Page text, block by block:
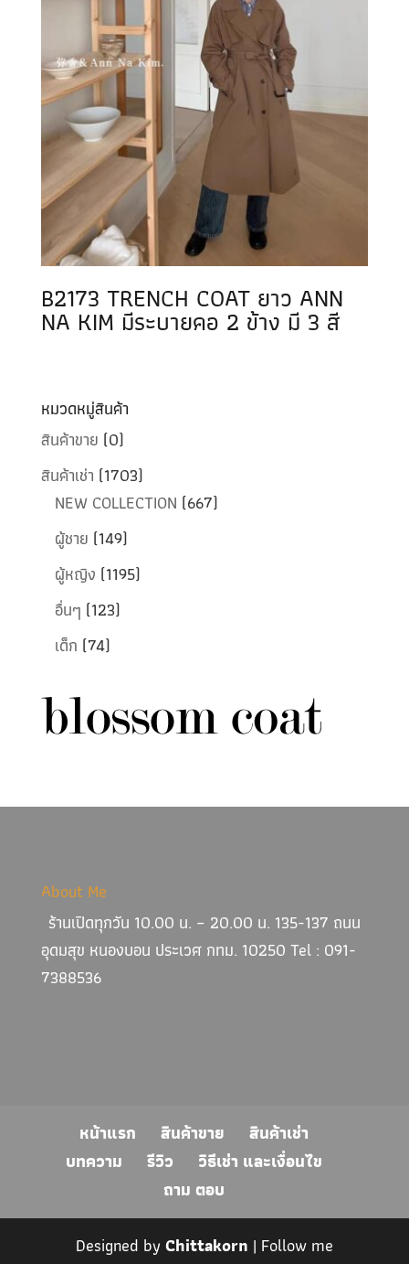
B2173 TRENCH COAT ยาว ANN
NA KIM มีระบายคอ 2 ข้าง มี 3 สี
หมวดหมู่สินค้า
สินค้าขาย (0)
สินค้าเช่า (1703)
NEW COLLECTION (667)
ผู้ชาย (149)
ผู้หญิง (1195)
อื่นๆ (123)
เด็ก (74)
About Me
ร้านเปิดทุกวัน 10.00 น. – 20.00 น. 135-137 ถนน
อุดมสุข หนองบอน ประเวศ กทม. 10250 Tel : 091-
7388536
หน้าแรก สินค้าขาย
สินค้าเช่า
บทความ
รีวิว
วิธีเช่า และเงื่อนไข
ถาม ตอบ
Designed by Chittakorn | Follow me